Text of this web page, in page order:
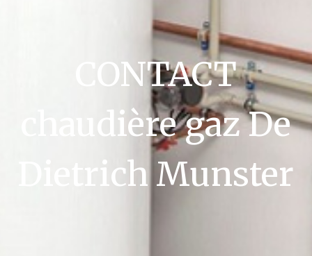
CONTACT
chaudière gaz De
Dietrich Munster